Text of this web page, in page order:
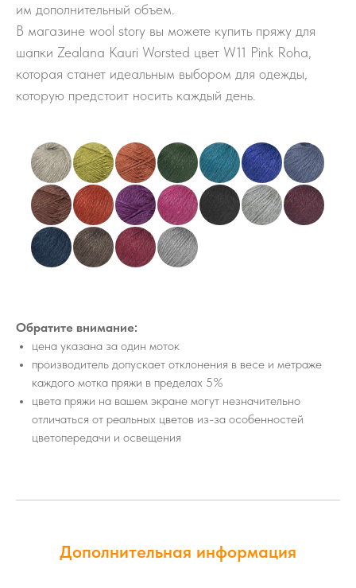
им дополнительный объем.
В магазине wool story вы можете купить пряжу для
шапки Zealana Kauri Worsted цвет W11 Pink Roha,
которая станет идеальным выбором для одежды,
которую предстоит носить каждый день.
Обратите внимание:
цена указана за один моток
производитель допускает отклонения в весе и метраже
каждого мотка пряжи в пределах 5%
цвета пряжи на вашем экране могут незначительно
отличаться от реальных цветов из-за особенностей
цветопередачи и освещения
Дополнительная информация